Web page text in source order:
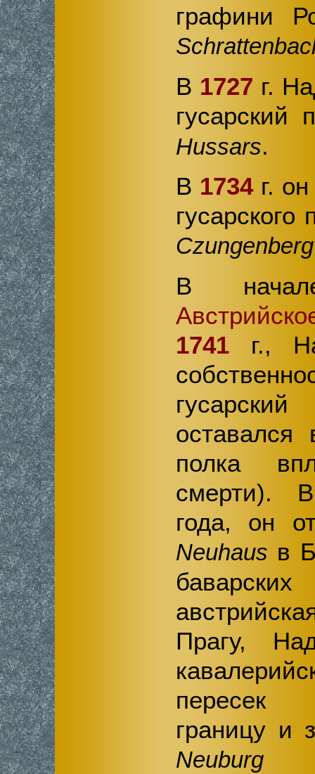
графини
В 1727 г.
Hussars.
В 1734г. он
гусарского
В
1741г.,
оставался
полка
смерти).
года, он
Neuhaus в
Прагу,
границу и
Neuburgв